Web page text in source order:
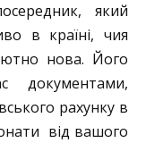
який
в країні, чия
нова. Його
документами,
рахунку в
від вашого